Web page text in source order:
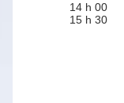
14 h 00
15 h 30